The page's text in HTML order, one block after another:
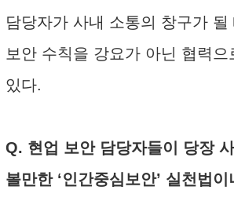
담당자가 사내 소통의 창구가 될
보안 수칙을 강요가 아닌 협력으
있다.
Q. 현업 보안 담당자들이 당장
볼만한 ‘인간중심보안’ 실천법